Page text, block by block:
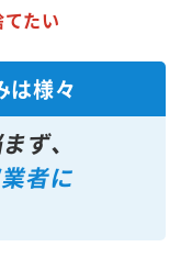
たい
は様々
ず、
者に